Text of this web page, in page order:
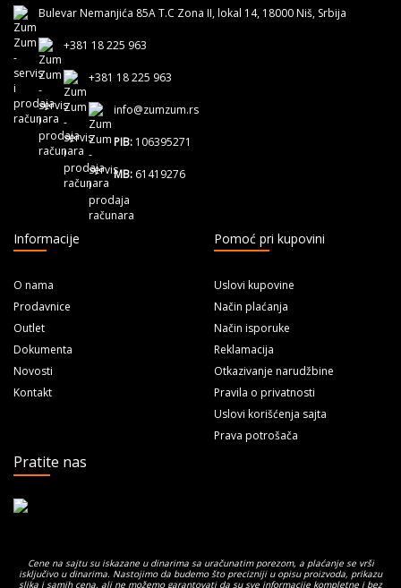
Bulevar Nemanjića 85A T.C Zona II, lokal 14, 18000 Niš, Srbija
+381 18 225 963
+381 18 225 963
info@zumzum.rs
PIB: 106395271
MB: 61419276
Informacije
O nama
Prodavnice
Outlet
Dokumenta
Novosti
Kontakt
Pomoć pri kupovini
Uslovi kupovine
Način plaćanja
Način isporuke
Reklamacija
Otkazivanje narudžbine
Pravila o privatnosti
Uslovi korišćenja sajta
Prava potrošača
Pratite nas
Cene na sajtu su iskazane u dinarima sa uračunatim porezom, a plaćanje se vrši
isključivo u dinarima. Nastojimo da budemo što precizniji u opisu proizvoda, prikazu
slika i samih cena, ali ne možemo garantovati da su sve informacije kompletne i bez